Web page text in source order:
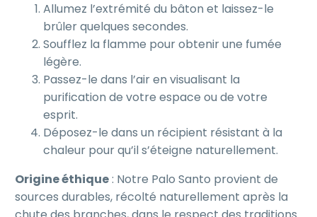
Allumez l’extrémité du bâton et laissez-le
brûler quelques secondes.
Soufflez la flamme pour obtenir une fumée
légère.
Passez-le dans l’air en visualisant la
purification de votre espace ou de votre
esprit.
Déposez-le dans un récipient résistant à la
chaleur pour qu’il s’éteigne naturellement.
Origine éthique: Notre Palo Santo provient de
sources durables, récolté naturellement après la